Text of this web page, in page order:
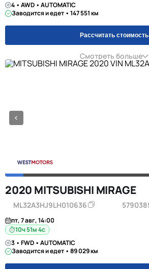
4 • AWD • AUTOMATIC
Заводится и едет • 147 551 км
Рассчитать стоимость
Смотреть больше
2020 MITSUBISHI MIRAGE
ML32A3HJ9LH010636
пт, 7 авг, 14:00
10ч 51м 3с
3 • FWD • AUTOMATIC
Заводится и едет • 89 029 км